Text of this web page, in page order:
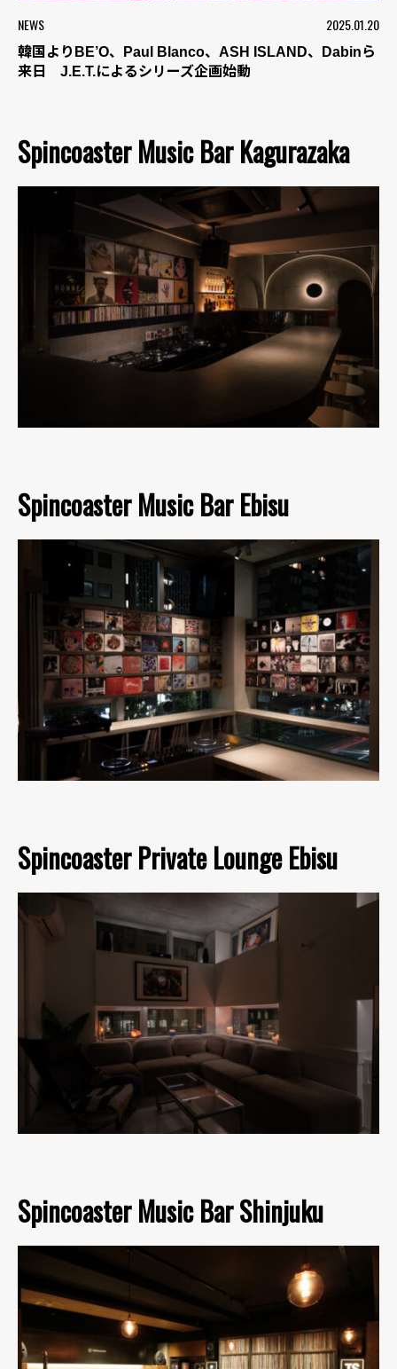
NEWS 2025.01.20
韓国よりBE’O、Paul Blanco、ASH ISLAND、Dabinら
来日 J.E.T.によるシリーズ企画始動
Spincoaster Music Bar Kagurazaka
Spincoaster Music Bar Ebisu
Spincoaster Private Lounge Ebisu
Spincoaster Music Bar Shinjuku